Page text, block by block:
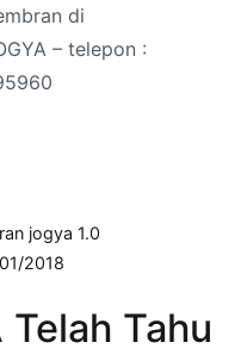
di
– telepon :
jogya 1.0
2018
Telah Tahu